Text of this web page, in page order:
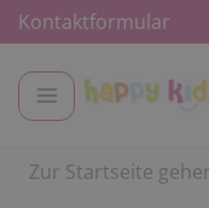
Kontaktformular
Zur Startseite